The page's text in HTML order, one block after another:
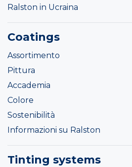
Ralston in Ucraina
Coatings
Assortimento
Pittura
Accademia
Colore
Sostenibilità
Informazioni su Ralston
Tinting systems